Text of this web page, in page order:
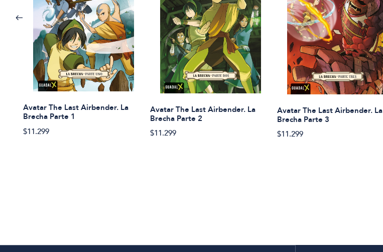
Avatar The Last Airbender. La
Brecha Parte 1
$11.299
Avatar The Last Airbender. La
Brecha Parte 2
$11.299
Avatar The Last Airbender. La
Brecha Parte 3
$11.299